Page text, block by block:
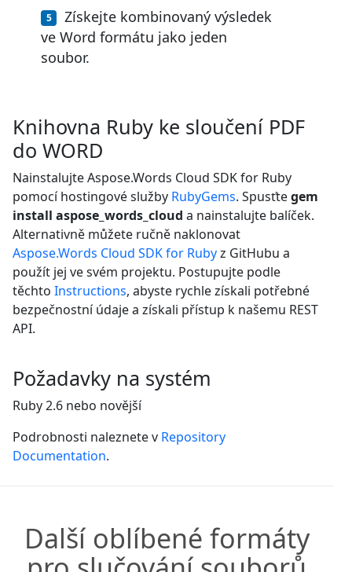
Získejte kombinovaný výsledek
ve Word formátu jako jeden
soubor.
Knihovna Ruby ke sloučení PDF
do WORD
Nainstalujte Aspose.Words Cloud SDK for Ruby
pomocí hostingové služby RubyGems. Spusťtegem
install aspose_words_cloud a nainstalujte balíček.
Alternativně můžete ručně naklonovat
Aspose.Words Cloud SDK for Rubyz GitHubu a
použít jej ve svém projektu. Postupujte podle
těchto Instructions, abyste rychle získali potřebné
bezpečnostní údaje a získali přístup k našemu REST
API.
Požadavky na systém
Ruby 2.6 nebo novější
Podrobnosti naleznete v Repository
Documentation.
Další oblíbené formáty